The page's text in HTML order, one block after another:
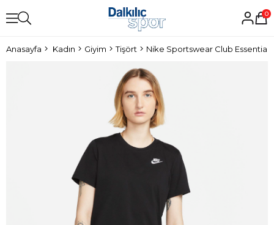
0
Anasayfa Kadın Giyim Tişört Nike Sportswear Club Essentials